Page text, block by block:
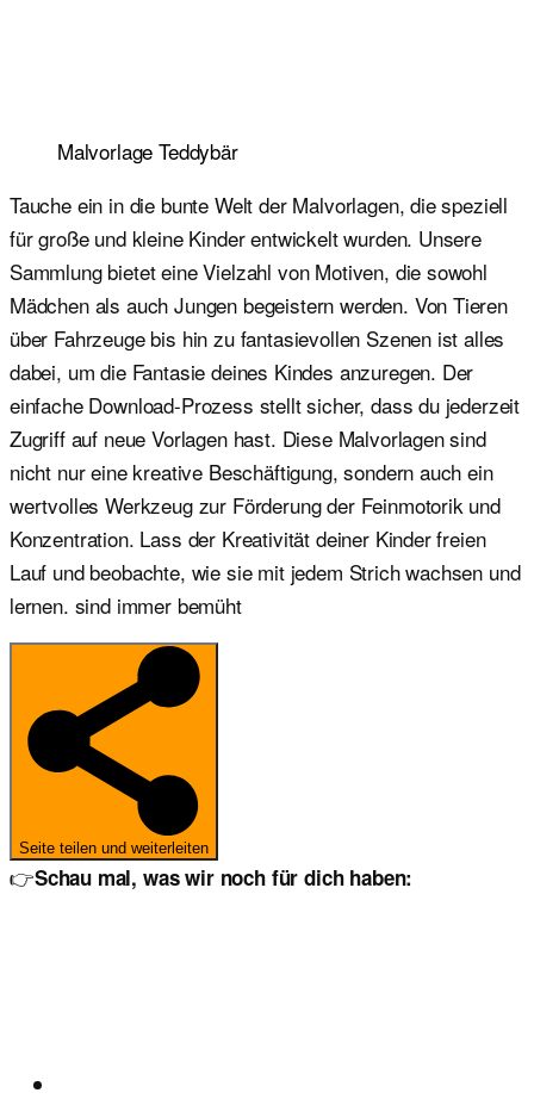
Malvorlage Teddybär
Tauche ein in die bunte Welt der Malvorlagen, die speziell
für große und kleine Kinder entwickelt wurden. Unsere
Sammlung bietet eine Vielzahl von Motiven, die sowohl
Mädchen als auch Jungen begeistern werden. Von Tieren
über Fahrzeuge bis hin zu fantasievollen Szenen ist alles
dabei, um die Fantasie deines Kindes anzuregen. Der
einfache Download-Prozess stellt sicher, dass du jederzeit
Zugriff auf neue Vorlagen hast. Diese Malvorlagen sind
nicht nur eine kreative Beschäftigung, sondern auch ein
wertvolles Werkzeug zur Förderung der Feinmotorik und
Konzentration. Lass der Kreativität deiner Kinder freien
Lauf und beobachte, wie sie mit jedem Strich wachsen und
lernen. sind immer bemüht
Seite teilen und weiterleiten
👉Schau mal, was wir noch für dich haben: